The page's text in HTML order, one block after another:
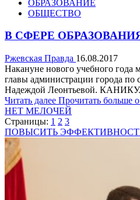
ОБРАЗОВАНИЕ
ОБЩЕСТВО
В СФЕРЕ
Ржевская Правда 16.08.2017
Накануне нового учебного года
главы администрации города по
Надеждой Леонтьевой.
Читать далее Прочитать
НЕТ МЕЛОЧЕЙ
Страницы: 1 2 3
ПОВЫСИТЬ